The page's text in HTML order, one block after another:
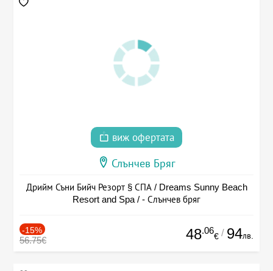
виж офертата
Слънчев Бряг
Дрийм Съни Бийч Резорт § СПА / Dreams Sunny Beach
Resort and Spa / - Слънчев бряг
-15%
56.75€ 48.06
€ / 94лв.